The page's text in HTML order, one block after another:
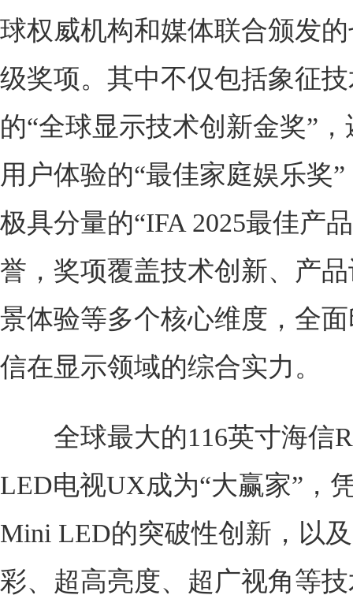
球权威机构和媒体联合颁发
级奖项。其中不仅包括象征
的“全球显示技术创新金奖”
用户体验的“最佳家庭娱乐奖
极具分量的“IFA 2025最佳产
誉，奖项覆盖技术创新、产
景体验等多个核心维度，全
信在显示领域的综合实力。
全球最大的116英寸海信
LED电视UX成为“大赢家”，
Mini LED的突破性创新，以
彩、超高亮度、超广视角等